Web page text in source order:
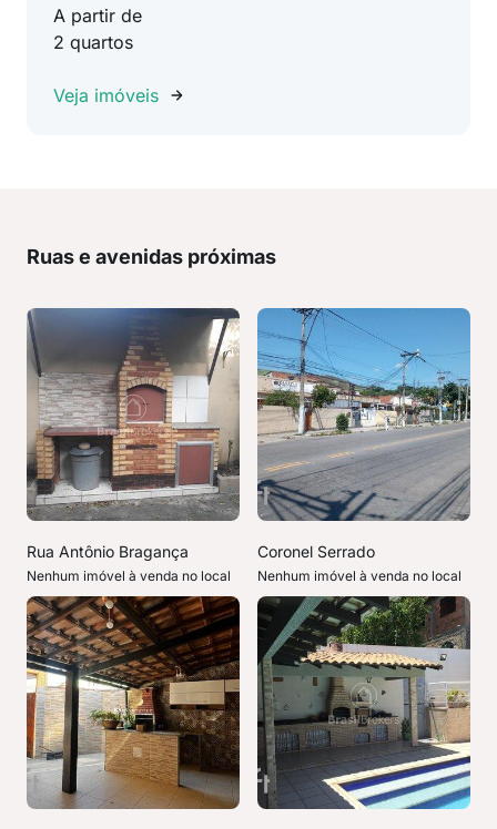
A partir de
2 quartos
Veja imóveis
Ruas e avenidas próximas
Rua Antônio Bragança
Nenhum imóvel à venda no local
Coronel Serrado
Nenhum imóvel à venda no local